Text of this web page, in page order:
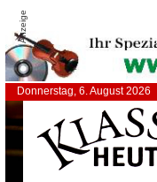
Anzeige
Donnerstag, 6. August 2026